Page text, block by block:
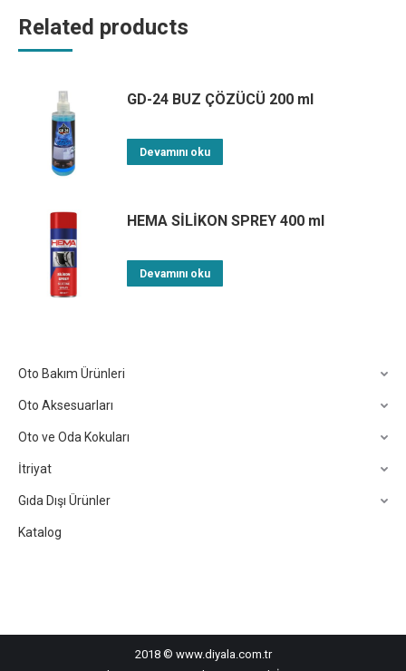
Related products
GD-24 BUZ ÇÖZÜCÜ 200 ml
Devamını oku
HEMA SİLİKON SPREY 400 ml
Devamını oku
Oto Bakım Ürünleri
Oto Aksesuarları
Oto ve Oda Kokuları
İtriyat
Gıda Dışı Ürünler
Katalog
2018 © www.diyala.com.tr